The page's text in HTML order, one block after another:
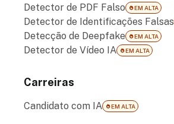
Detector de PDF Falso EM ALTA
Detector de Identificações Falsas
Detecção de Deepfake EM ALTA
Detector de Vídeo IA EM ALTA
Carreiras
Candidato com IA EM ALTA